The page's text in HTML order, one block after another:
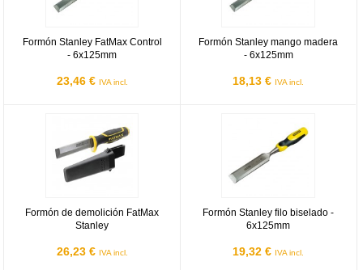
Formón Stanley FatMax Control
- 6x125mm
23,46 € IVA incl.
Formón Stanley mango madera
- 6x125mm
18,13 € IVA incl.
Formón de demolición FatMax
Stanley
26,23 € IVA incl.
Formón Stanley filo biselado -
6x125mm
19,32 € IVA incl.